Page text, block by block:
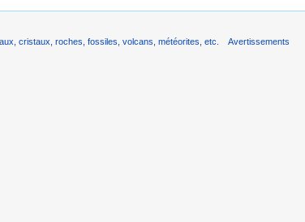
cristaux, roches, fossiles, volcans, météorites, etc. Avertissements